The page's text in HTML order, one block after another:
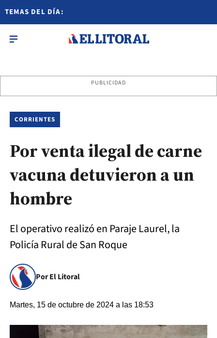
TEMAS DEL DÍA:
PUBLICIDAD
CORRIENTES
Por venta ilegal de carne
vacuna detuvieron a un
hombre
El operativo realizó en Paraje Laurel, la
Policía Rural de San Roque
Por El Litoral
Martes, 15 de octubre de 2024 a las 18:53